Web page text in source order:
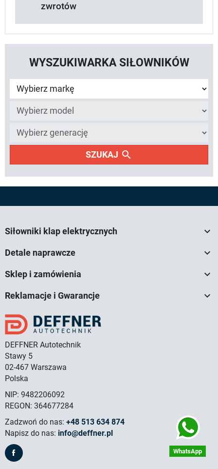
zwrotów
WYSZUKIWARKA SIŁOWNIKÓW
SZUKAJ search
Siłowniki klap elektrycznych 
Detale naprawcze 
Sklep i zamówienia 
Reklamacje i Gwarancje 
DEFFNER Autotechnik
Stawy 5
02-467 Warszawa
Polska
NIP: 9482206092
REGON: 364677284
Zadzwoń do nas: +48 513 634 874
Napisz do nas: info@deffner.pl
Facebook
WhatsApp